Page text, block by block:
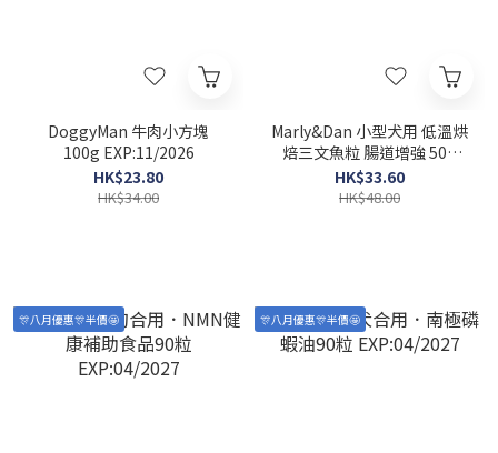
DoggyMan 牛肉小方塊
100g EXP:11/2026
HK$23.80
HK$34.00
Marly&Dan 小型犬用 低溫烘
焙三文魚粒 腸道增強 50g
EXP:04/2027
HK$33.60
HK$48.00
🎊八月優惠🎊半價🤩 🎊八月優惠🎊半價🤩